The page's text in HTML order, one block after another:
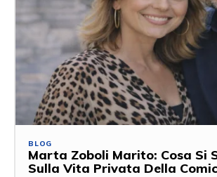
BLOG
Marta Zoboli Marito: Cosa Si
Sulla Vita Privata Della